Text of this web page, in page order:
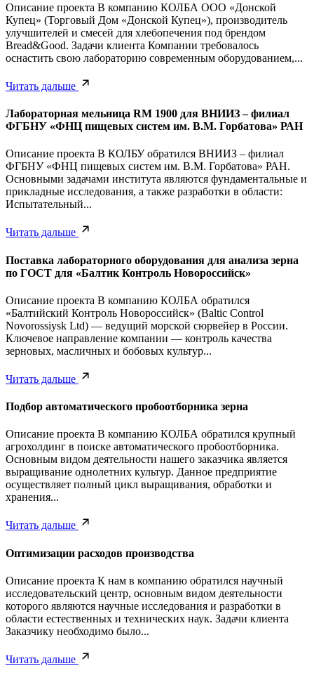
Описание проекта В компанию КОЛБА ООО «Донской
Купец» (Торговый Дом «Донской Купец»), производитель
улучшителей и смесей для хлебопечения под брендом
Bread&Good. Задачи клиента Компании требовалось
оснастить свою лабораторию современным оборудованием,...
Читать дальше
Лабораторная мельница RM 1900 для ВНИИЗ – филиал
ФГБНУ «ФНЦ пищевых систем им. В.М. Горбатова» РАН
Описание проекта В КОЛБУ обратился ВНИИЗ – филиал
ФГБНУ «ФНЦ пищевых систем им. В.М. Горбатова» РАН.
Основными задачами института являются фундаментальные и
прикладные исследования, а также разработки в области:
Испытательный...
Читать дальше
Поставка лабораторного оборудования для анализа зерна
по ГОСТ для «Балтик Контроль Новороссийск»
Описание проекта В компанию КОЛБА обратился
«Балтийский Контроль Новороссийск» (Baltic Control
Novorossiysk Ltd) — ведущий морской сюрвейер в России.
Ключевое направление компании — контроль качества
зерновых, масличных и бобовых культур...
Читать дальше
Подбор автоматического пробоотборника зерна
Описание проекта В компанию КОЛБА обратился крупный
агрохолдинг в поиске автоматического пробоотборника.
Основным видом деятельности нашего заказчика является
выращивание однолетних культур. Данное предприятие
осуществляет полный цикл выращивания, обработки и
хранения...
Читать дальше
Оптимизации расходов производства
Описание проекта К нам в компанию обратился научный
исследовательский центр, основным видом деятельности
которого являются научные исследования и разработки в
области естественных и технических наук. Задачи клиента
Заказчику необходимо было...
Читать дальше